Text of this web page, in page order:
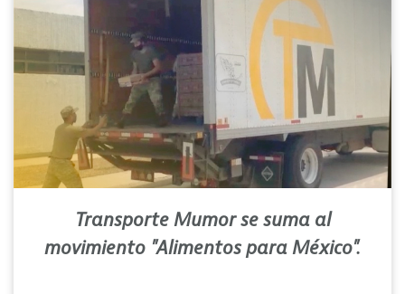
Transporte Mumor se suma al
movimiento "Alimentos para México".